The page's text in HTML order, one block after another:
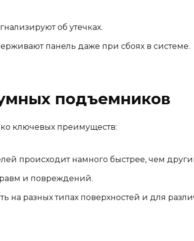
об утечках.
панель даже при сбоях в системе.
подъемников
ключевых преимуществ:
происходит намного быстрее, чем
и повреждений.
на разных типах поверхностей и для